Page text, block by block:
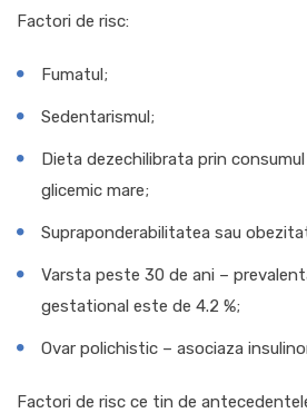
Factori de risc:
Fumatul;
Sedentarismul;
Dieta dezechilibrata prin
glicemic mare;
Supraponderabilitatea sau
Varsta peste 30 de ani –
gestational este de 4.2 %;
Ovar polichistic – asociaza
Factori de risc ce tin de